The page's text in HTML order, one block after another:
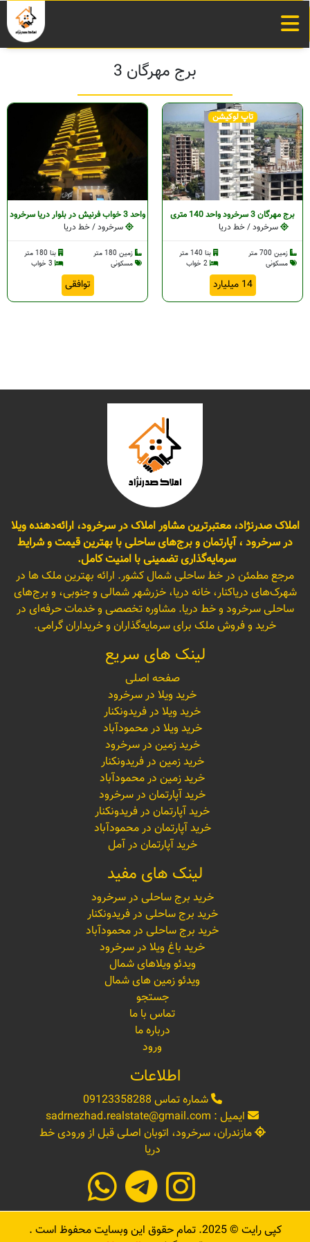
برج مهرگان 3
تاپ لوکیشن
برج مهرگان 3 سرخرود واحد 140 متری
سرخرود / خط دریا
زمین 700 متر
بنا 140 متر
مسکونی
14 میلیارد
واحد 3 خواب فرنیش در بلوار دریا سرخرود
سرخرود / خط دریا
زمین 180 متر
بنا 180 متر
مسکونی
توافقی
املاک صدرنژاد، معتبرترین مشاور املاک در سرخرود، ارائه‌دهنده ویلا
در سرخرود ، آپارتمان و برج‌های ساحلی با بهترین قیمت و شرایط
سرمایه‌گذاری تضمینی با امنیت کامل.
مرجع مطمئن در خط ساحلی شمال کشور. ارائه بهترین ملک ها در
شهرک‌های دریاکنار، خانه دریا، خزرشهر شمالی و جنوبی، و برج‌های
ساحلی سرخرود و خط دریا. مشاوره تخصصی و خدمات حرفه‌ای در
خرید و فروش ملک برای سرمایه‌گذاران و خریداران گرامی.
لینک های سریع
صفحه اصلی
خرید ویلا در سرخرود
خرید ویلا در فریدونکنار
خرید ویلا در محمودآباد
خرید زمین در سرخرود
خرید زمین در فریدونکنار
خرید زمین در محمودآباد
خرید آپارتمان در سرخرود
خرید آپارتمان در فریدونکنار
خرید آپارتمان در محمودآباد
خرید آپارتمان در آمل
لینک های مفید
خرید برج ساحلی در سرخرود
خرید برج ساحلی در فریدونکنار
خرید برج ساحلی در محمودآباد
خرید باغ ویلا در سرخرود
ویدئو ویلاهای شمال
ویدئو زمین های شمال
جستجو
تماس با ما
درباره ما
ورود
اطلاعات
شماره تماس 09123358288
ایمیل : sadrnezhad.realstate@gmail.com
مازندران، سرخرود، اتوبان اصلی قبل از ورودی خط
دریا
کپی رایت ©2025. تمام حقوق این وبسایت محفوظ است .